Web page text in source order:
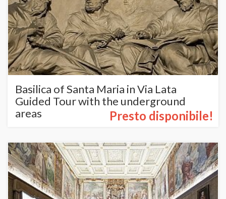
Basilica of Santa Maria in Via Lata
Guided Tour with the underground
areas
Presto disponibile!